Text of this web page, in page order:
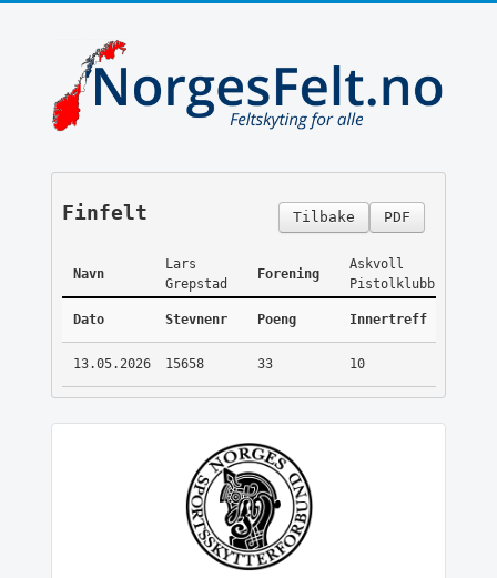
PDF
Tilbake
Finfelt
Navn
Lars
Grepstad
Forening
Askvoll
Pistolklubb
Dato Stevnenr Poeng Innertreff
13.05.2026 15658 33 10